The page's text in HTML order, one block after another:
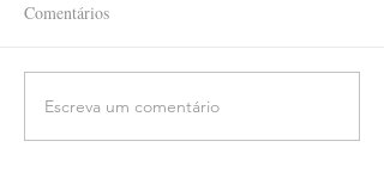
Quando procurar um
proctologista?
Comentários
Escreva um comentário